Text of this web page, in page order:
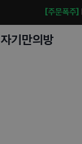
[주문폭주]
자기만의방